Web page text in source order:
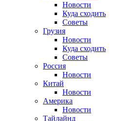
Новости
Куда сходить
Советы
Грузия
Новости
Куда сходить
Советы
Россия
Новости
Китай
Новости
Америка
Новости
Тайлайнд